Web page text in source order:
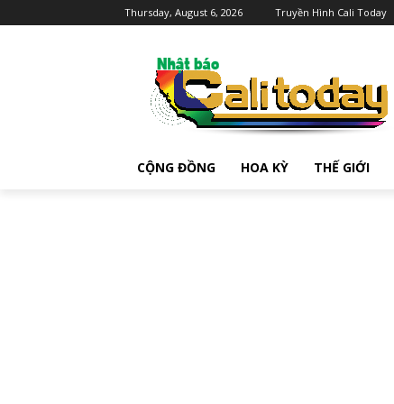
Thursday, August 6, 2026 Truyền Hình Cali Today
CỘNG ĐỒNG HOA KỲ THẾ GIỚI